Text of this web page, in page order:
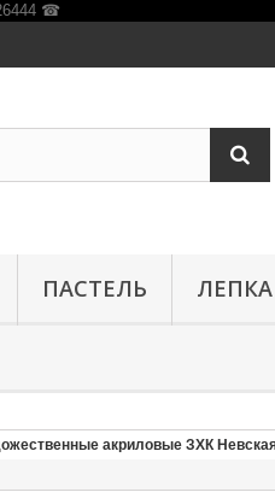
ПАСТЕЛЬ ЛЕПКА
акриловые ЗХК